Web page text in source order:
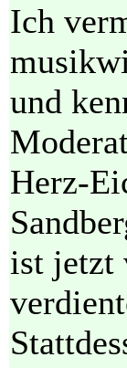
Ich
und
Herz-
ist